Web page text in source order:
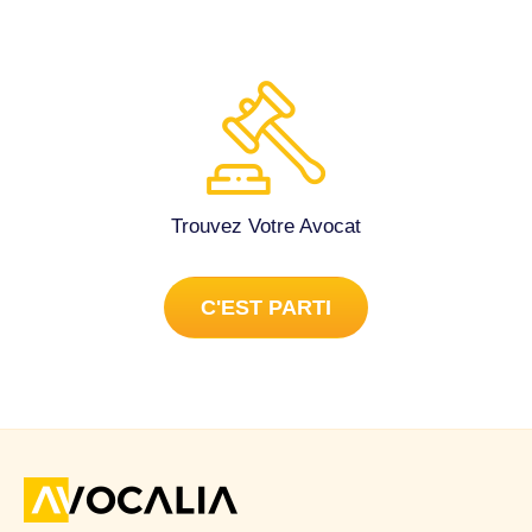
Merci pour vos propositions. Avocat généraliste à Marseille
1er Arrondissement (13001).
Trouvez Votre Avocat
C'EST PARTI